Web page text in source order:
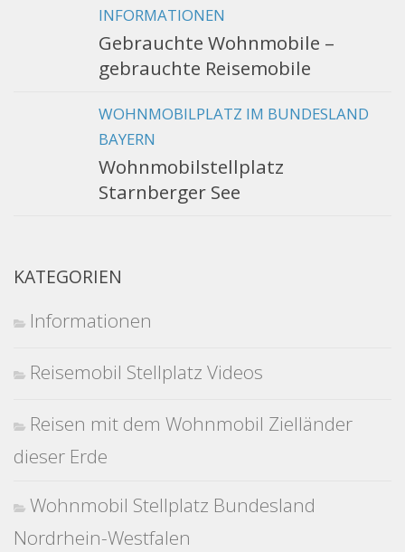
INFORMATIONEN
Gebrauchte Wohnmobile –
gebrauchte Reisemobile
WOHNMOBILPLATZ IM BUNDESLAND
BAYERN
Wohnmobilstellplatz
Starnberger See
KATEGORIEN
Informationen
Reisemobil Stellplatz Videos
Reisen mit dem Wohnmobil Zielländer
dieser Erde
Wohnmobil Stellplatz Bundesland
Nordrhein-Westfalen